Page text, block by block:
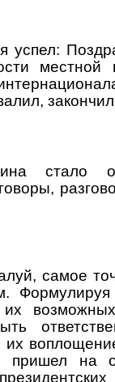
успел:
стало
самое
их
на